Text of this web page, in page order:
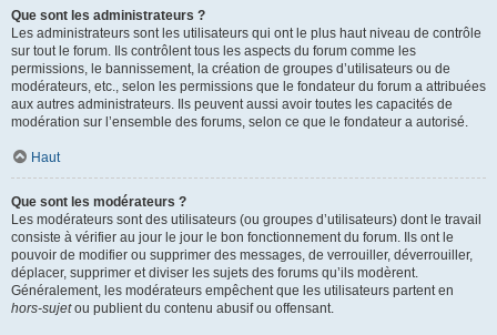
Que sont les administrateurs ?
Les administrateurs sont les utilisateurs qui ont le plus haut niveau de contrôle
sur tout le forum. Ils contrôlent tous les aspects du forum comme les
permissions, le bannissement, la création de groupes d’utilisateurs ou de
modérateurs, etc., selon les permissions que le fondateur du forum a attribuées
aux autres administrateurs. Ils peuvent aussi avoir toutes les capacités de
modération sur l’ensemble des forums, selon ce que le fondateur a autorisé.
Haut
Que sont les modérateurs ?
Les modérateurs sont des utilisateurs (ou groupes d’utilisateurs) dont le travail
consiste à vérifier au jour le jour le bon fonctionnement du forum. Ils ont le
pouvoir de modifier ou supprimer des messages, de verrouiller, déverrouiller,
déplacer, supprimer et diviser les sujets des forums qu’ils modèrent.
Généralement, les modérateurs empêchent que les utilisateurs partent en
hors-sujetou publient du contenu abusif ou offensant.